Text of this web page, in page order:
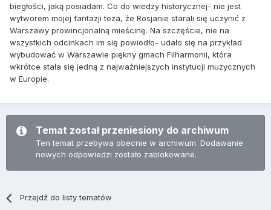
biegłości, jaką posiadam. Co do wiedzy historycznej- nie jest
wytworem mojej fantazji teza, że Rosjanie starali się uczynić z
Warszawy prowincjonalną mieścinę. Na szczęście, nie na
wszystkich odcinkach im się powiodło- udało się na przykład
wybudować w Warszawie piękny gmach Filharmonii, która
wkrótce stała się jedną z najważniejszych instytucji muzycznych
w Europie.
Temat został przeniesiony do archiwum
Ten temat przebywa obecnie w archiwum. Dodawanie
nowych odpowiedzi zostało zablokowane.
Przejdź do listy tematów